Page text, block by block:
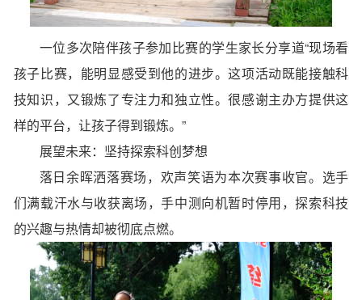
一位多次陪伴孩子参加比赛的学生家长分享道“现场看
孩子比赛，能明显感受到他的进步。这项活动既能接触科
技知识，又锻炼了专注力和独立性。很感谢主办方提供这
样的平台，让孩子得到锻炼。”
展望未来：坚持探索科创梦想
落日余晖洒落赛场，欢声笑语为本次赛事收官。选手
们满载汗水与收获离场，手中测向机暂时停用，探索科技
的兴趣与热情却被彻底点燃。